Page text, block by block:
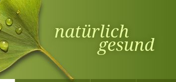
natürlich
gesund